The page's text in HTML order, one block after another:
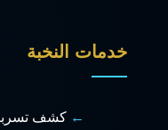
خدمات النخبة
كشف